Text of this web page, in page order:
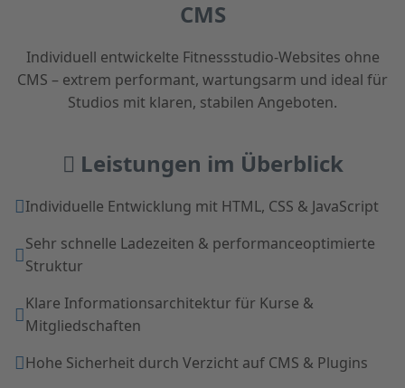
CMS
Individuell entwickelte Fitnessstudio-Websites ohne
CMS – extrem performant, wartungsarm und ideal für
Studios mit klaren, stabilen Angeboten.
Leistungen im Überblick
Individuelle Entwicklung mit HTML, CSS & JavaScript
Sehr schnelle Ladezeiten & performanceoptimierte
Struktur
Klare Informationsarchitektur für Kurse &
Mitgliedschaften
Hohe Sicherheit durch Verzicht auf CMS & Plugins